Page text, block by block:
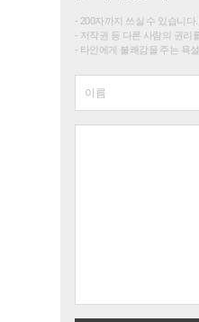
200자까지 쓰실 수 있습니다
저작권 등 다른 사람의 권리
타인에게 불쾌감을 주는 욕